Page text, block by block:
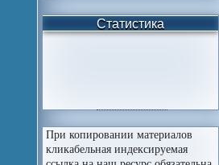
Статистика
При копировании материалов
кликабельная индексируемая